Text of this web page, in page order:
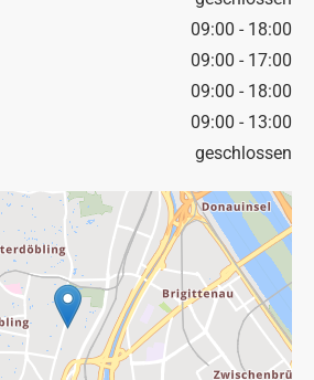
09:00 - 18:00
09:00 - 17:00
09:00 - 18:00
09:00 - 13:00
geschlossen